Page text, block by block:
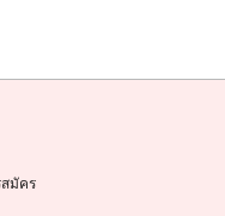
อฟท์สุนัขแปรงสีฟันสำหรับสุนัขขน
มัคร